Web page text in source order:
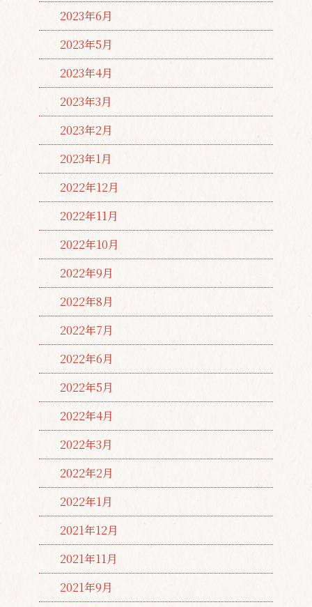
2023年6月
2023年5月
2023年4月
2023年3月
2023年2月
2023年1月
2022年12月
2022年11月
2022年10月
2022年9月
2022年8月
2022年7月
2022年6月
2022年5月
2022年4月
2022年3月
2022年2月
2022年1月
2021年12月
2021年11月
2021年9月